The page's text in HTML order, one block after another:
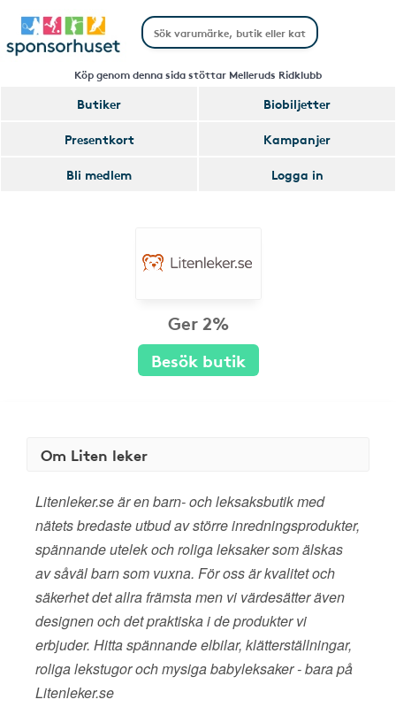
Köp genom denna sida stöttar Melleruds Ridklubb
Butiker
Biobiljetter
Presentkort
Kampanjer
Bli medlem
Logga in
Ger 2%
Besök butik
Om Liten leker
Litenleker.se är en barn- och leksaksbutik med
nätets bredaste utbud av större inredningsprodukter,
spännande utelek och roliga leksaker som älskas
av såväl barn som vuxna. För oss är kvalitet och
säkerhet det allra främsta men vi värdesätter även
designen och det praktiska i de produkter vi
erbjuder. Hitta spännande elbilar, klätterställningar,
roliga lekstugor och mysiga babyleksaker - bara på
Litenleker.se